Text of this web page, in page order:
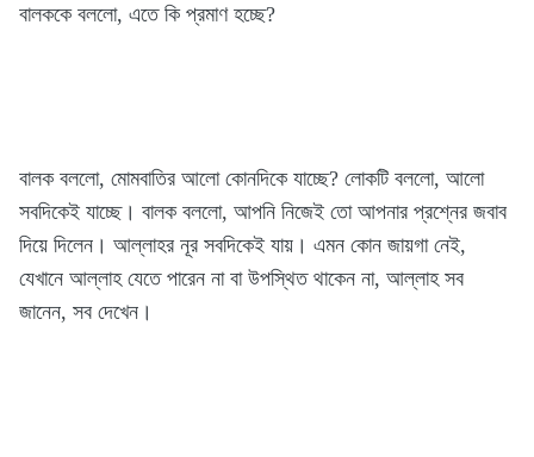
বালককে বললো, এতে কি প্রমাণ হচ্ছে?
বালক বললো, মোমবাতির আলো কোনদিকে যাচ্ছে? লোকটি বললো, আলো
সবদিকেই যাচ্ছে। বালক বললো, আপনি নিজেই তো আপনার প্রশ্নের জবাব
দিয়ে দিলেন। আল্লাহর নূর সবদিকেই যায়। এমন কোন জায়গা নেই,
যেখানে আল্লাহ যেতে পারেন না বা উপস্থিত থাকেন না, আল্লাহ সব
জানেন, সব দেখেন।